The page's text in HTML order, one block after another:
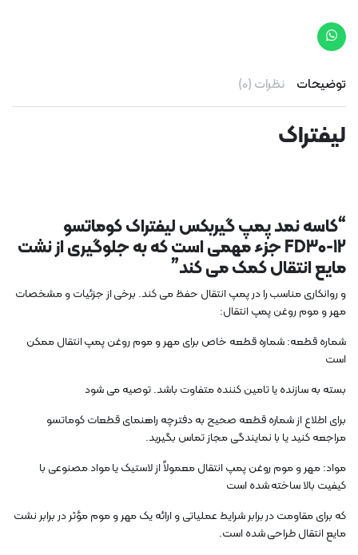
توضیحات نظرات (0)
لیفتراک
“کاسه نمد پمپ گیربکس لیفتراک کوماتسو
FD30-12 جزء مهمی است که به جلوگیری از نشت
مایع انتقال کمک می کند”
و روانکاری مناسب را در پمپ انتقال حفظ می کند. برخی از جزئیات و مشخصات
مهر و موم روغن پمپ انتقال:
شماره قطعه: شماره قطعه خاص برای مهر و موم روغن پمپ انتقال ممکن
است
بسته به سازنده یا تامین کننده متفاوت باشد. توصیه می شود
برای اطلاع از شماره قطعه صحیح به دفترچه راهنمای قطعات کوماتسو
مراجعه کنید یا با نمایندگی مجاز تماس بگیرید.
مواد: مهر و موم روغن پمپ انتقال معمولاً از لاستیک یا مواد مصنوعی با
کیفیت بالا ساخته شده است
که برای مقاومت در برابر شرایط عملیاتی و ارائه یک مهر و موم مؤثر در برابر نشت
مایع انتقال طراحی شده است.